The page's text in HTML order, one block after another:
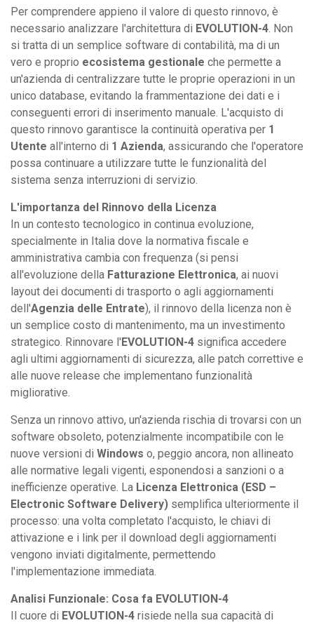
Per comprendere appieno il valore di questo rinnovo, è
necessario analizzare l'architettura di EVOLUTION-4 . Non
si tratta di un semplice software di contabilità, ma di un
vero e proprio ecosistema gestionale che permette a
un'azienda di centralizzare tutte le proprie operazioni in un
unico database, evitando la frammentazione dei dati e i
conseguenti errori di inserimento manuale. L'acquisto di
questo rinnovo garantisce la continuità operativa per 1
Utente all'interno di 1 Azienda, assicurando che l'operatore
possa continuare a utilizzare tutte le funzionalità del
sistema senza interruzioni di servizio.
L'importanza del Rinnovo della Licenza
In un contesto tecnologico in continua evoluzione,
specialmente in Italia dove la normativa fiscale e
amministrativa cambia con frequenza (si pensi
all'evoluzione della Fatturazione Elettronica, ai nuovi
layout dei documenti di trasporto o agli aggiornamenti
dell'Agenzia delle Entrate), il rinnovo della licenza non è
un semplice costo di mantenimento, ma un investimento
strategico. Rinnovare l'EVOLUTION-4 significa accedere
agli ultimi aggiornamenti di sicurezza, alle patch correttive e
alle nuove release che implementano funzionalità
migliorative.
Senza un rinnovo attivo, un'azienda rischia di trovarsi con un
software obsoleto, potenzialmente incompatibile con le
nuove versioni di Windows o, peggio ancora, non allineato
alle normative legali vigenti, esponendosi a sanzioni o a
inefficienze operative. La Licenza Elettronica (ESD –
Electronic Software Delivery) semplifica ulteriormente il
processo: una volta completato l'acquisto, le chiavi di
attivazione e i link per il download degli aggiornamenti
vengono inviati digitalmente, permettendo
l'implementazione immediata.
Analisi Funzionale: Cosa fa EVOLUTION-4
Il cuore di EVOLUTION-4 risiede nella sua capacità di